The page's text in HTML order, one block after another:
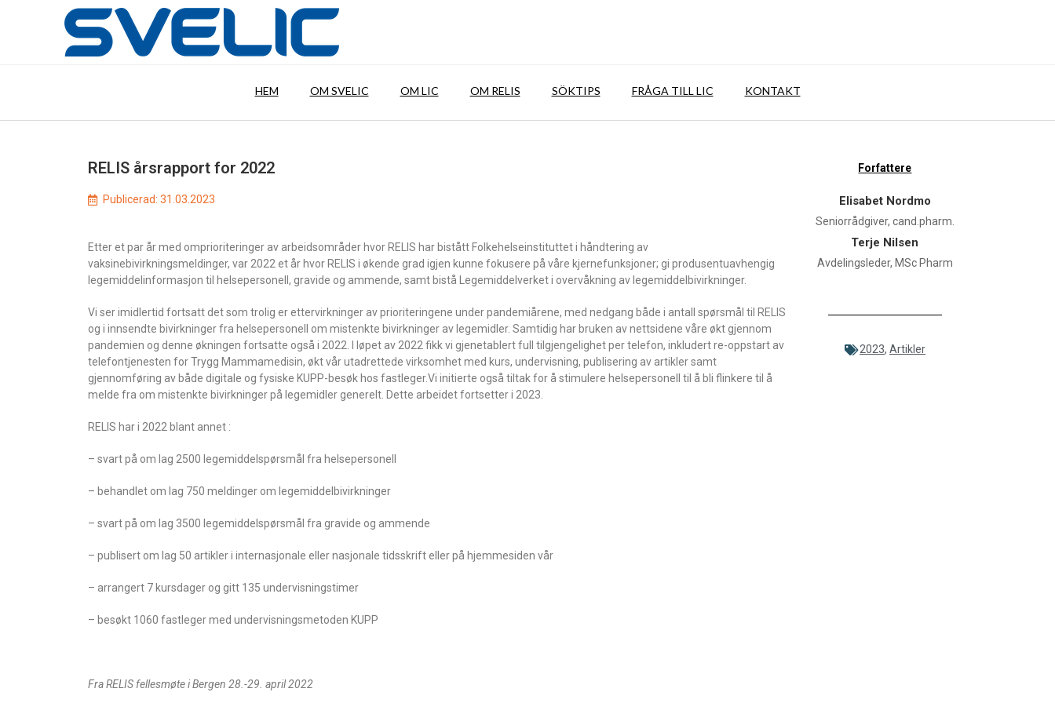
HEM OM SVELIC OM LIC OM RELIS SÖKTIPS FRÅGA TILL LIC KONTAKT
RELIS årsrapport for 2022
Publicerad: 31.03.2023
Etter et par år med omprioriteringer av arbeidsområder hvor RELIS har bistått Folkehelseinstituttet i håndtering av
vaksinebivirkningsmeldinger, var 2022 et år hvor RELIS i økende grad igjen kunne fokusere på våre kjernefunksjoner; gi produsentuavhengig
legemiddelinformasjon til helsepersonell, gravide og ammende, samt bistå Legemiddelverket i overvåkning av legemiddelbivirkninger.
Vi ser imidlertid fortsatt det som trolig er ettervirkninger av prioriteringene under pandemiårene, med nedgang både i antall spørsmål til RELIS
og i innsendte bivirkninger fra helsepersonell om mistenkte bivirkninger av legemidler. Samtidig har bruken av nettsidene våre økt gjennom
pandemien og denne økningen fortsatte også i 2022. I løpet av 2022 fikk vi gjenetablert full tilgjengelighet per telefon, inkludert re-oppstart av
telefontjenesten for Trygg Mammamedisin, økt vår utadrettede virksomhet med kurs, undervisning, publisering av artikler samt
gjennomføring av både digitale og fysiske KUPP-besøk hos fastleger.Vi initierte også tiltak for å stimulere helsepersonell til å bli flinkere til å
melde fra om mistenkte bivirkninger på legemidler generelt. Dette arbeidet fortsetter i 2023.
RELIS har i 2022 blant annet :
– svart på om lag 2500 legemiddelspørsmål fra helsepersonell
– behandlet om lag 750 meldinger om legemiddelbivirkninger
– svart på om lag 3500 legemiddelspørsmål fra gravide og ammende
– publisert om lag 50 artikler i internasjonale eller nasjonale tidsskrift eller på hjemmesiden vår
– arrangert 7 kursdager og gitt 135 undervisningstimer
– besøkt 1060 fastleger med undervisningsmetoden KUPP
Fra RELIS fellesmøte i Bergen 28.-29. april 2022
Forfattere
Elisabet Nordmo
Seniorrådgiver, cand.pharm.
Terje Nilsen
Avdelingsleder, MSc Pharm
2023, Artikler